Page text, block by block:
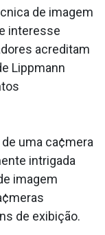
de imagem
interesse
acreditam
Lippmann
uma ca¢mera
intrigada
imagem
de exibição.